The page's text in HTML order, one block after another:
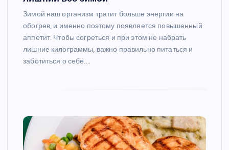
Зимой наш организм тратит больше энергии на
обогрев, и именно поэтому появляется повышенный
аппетит. Чтобы согреться и при этом не набрать
лишние килограммы, важно правильно питаться и
заботиться о себе.…